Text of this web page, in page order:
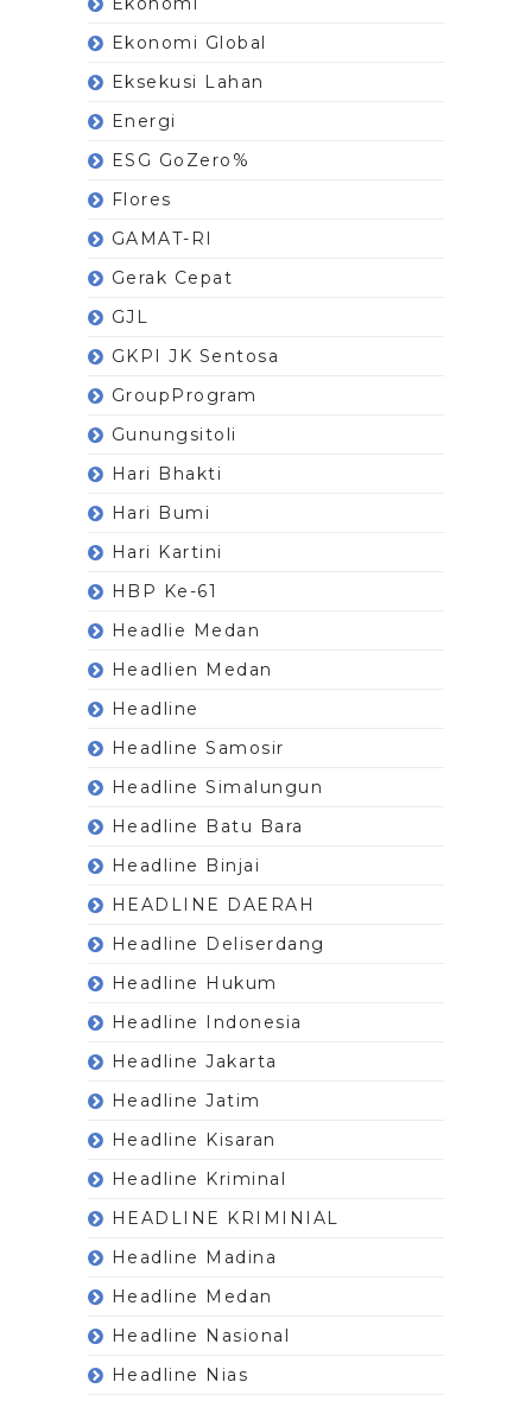
Ekonomi Global
Eksekusi Lahan
Energi
ESG GoZero%
Flores
GAMAT-RI
Gerak Cepat
GJL
GKPI JK Sentosa
GroupProgram
Gunungsitoli
Hari Bhakti
Hari Bumi
Hari Kartini
HBP Ke-61
Headlie Medan
Headlien Medan
Headline
Headline Samosir
Headline Simalungun
Headline Batu Bara
Headline Binjai
HEADLINE DAERAH
Headline Deliserdang
Headline Hukum
Headline Indonesia
Headline Jakarta
Headline Jatim
Headline Kisaran
Headline Kriminal
HEADLINE KRIMINIAL
Headline Madina
Headline Medan
Headline Nasional
Headline Nias